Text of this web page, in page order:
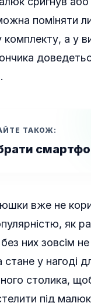
поміняти
комплекту, а у
ТАКОЖ:
вже не
як
них зовсім
у нагоді
столика,
під